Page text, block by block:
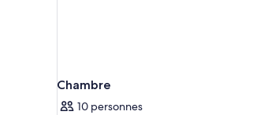
Chambre
10 personnes